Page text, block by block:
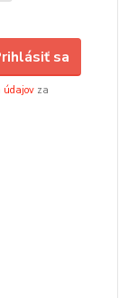
sa
údajov za